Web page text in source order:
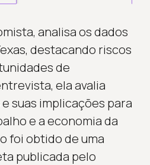
analisa os dados
destacando riscos
de
ela avalia
suas implicações para
e a economia da
foi obtido de uma
publicada pelo